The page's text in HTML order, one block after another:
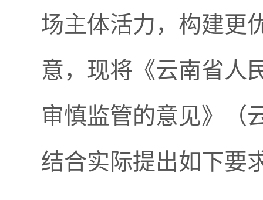
场主体活力，构建更
意，现将《云南省人
审慎监管的意见》（
结合实际提出如下要